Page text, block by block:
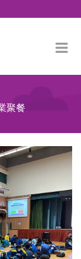
聚餐